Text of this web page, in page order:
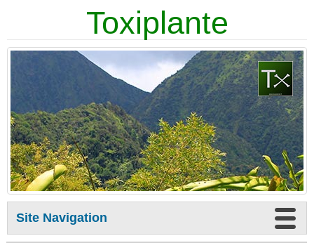
Toxiplante
Site Navigation